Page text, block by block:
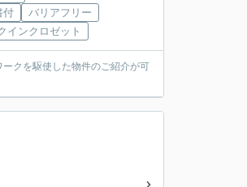
付
バリアフリー
インクロゼット
クを駆使した物件のご紹介が可